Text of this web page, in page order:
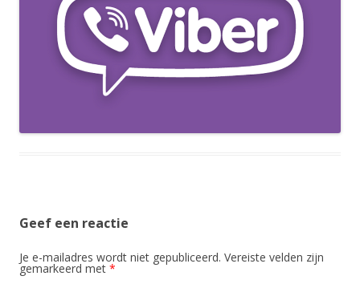
Geef een reactie
Je e-mailadres wordt niet gepubliceerd. Vereiste velden zijn
gemarkeerd met *